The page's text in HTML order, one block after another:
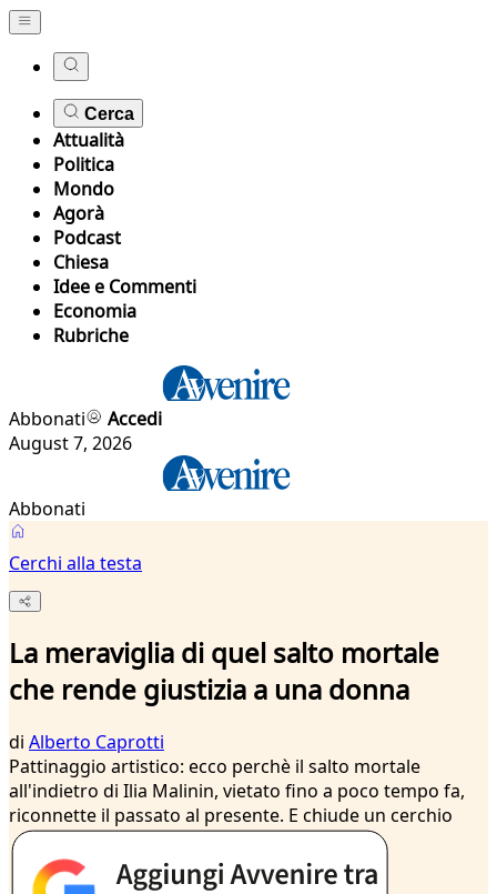
Cerca
Attualità
Politica
Mondo
Agorà
Podcast
Chiesa
Idee e Commenti
Economia
Rubriche
Abbonati
Accedi
August 7, 2026
Abbonati
Cerchi alla testa
La meraviglia di quel salto mortale
che rende giustizia a una donna
di Alberto Caprotti
Pattinaggio artistico: ecco perchè il salto mortale
all'indietro di Ilia Malinin, vietato fino a poco tempo fa,
riconnette il passato al presente. E chiude un cerchio